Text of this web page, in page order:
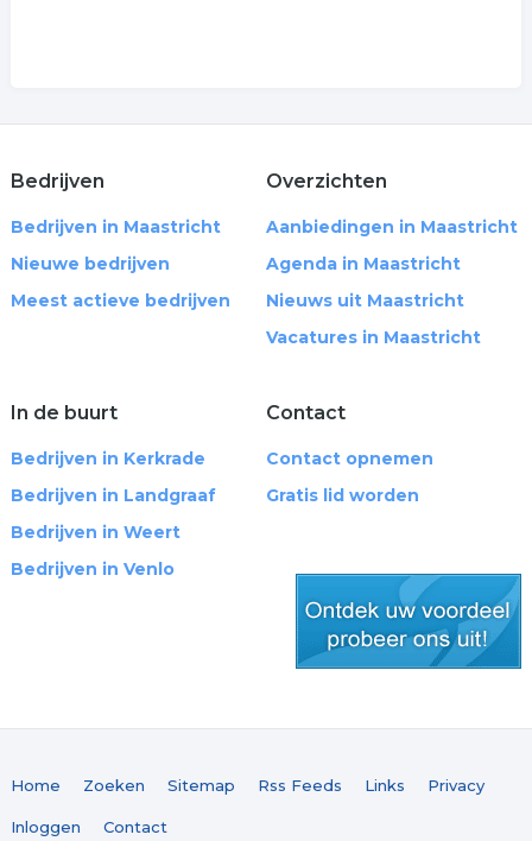
Bedrijven
Bedrijven in Maastricht
Nieuwe bedrijven
Meest actieve bedrijven
Overzichten
Aanbiedingen in Maastricht
Agenda in Maastricht
Nieuws uit Maastricht
Vacatures in Maastricht
In de buurt
Bedrijven in Kerkrade
Bedrijven in Landgraaf
Bedrijven in Weert
Bedrijven in Venlo
Contact
Contact opnemen
Gratis lid worden
Home Zoeken Sitemap Rss Feeds Links Privacy
Inloggen Contact